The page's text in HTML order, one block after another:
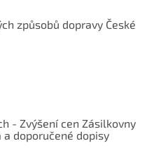
způsobů dopravy České
- Zvýšení cen Zásilkovny
doporučené dopisy